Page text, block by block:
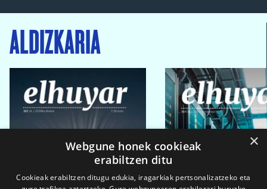
ALDIZKARIA
×
Webgune honek cookieak
erabiltzen ditu
Cookieak erabiltzen ditugu edukia, iragarkiak pertsonalizatzeko eta